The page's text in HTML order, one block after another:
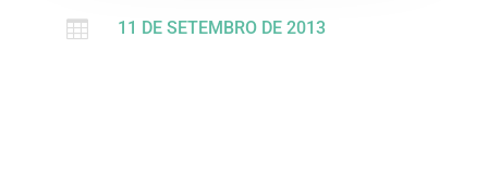
 11 DE SETEMBRO DE 2013